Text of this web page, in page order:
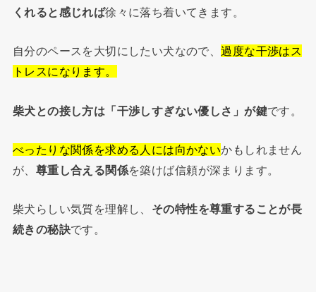
くれると感じれば徐々に落ち着いてきます。
自分のペースを大切にしたい犬なので、過度な干渉はス
トレスになります。
柴犬との接し方は「干渉しすぎない優しさ」が鍵です。
べったりな関係を求める人には向かないかもしれません
が、 尊重し合える関係を築けば信頼が深まります。
柴犬らしい気質を理解し、 その特性を尊重することが長
続きの秘訣です。